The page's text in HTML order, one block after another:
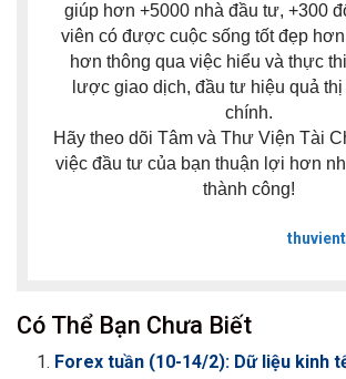
giúp hơn +5000 nhà đầu tư, +300
viên có được cuộc sống tốt đẹp
hơn thông qua việc hiểu và thực
lược giao dịch, đầu tư hiệu quả
chính.
Hãy theo dõi Tâm và Thư Viện Tài
việc đầu tư của bạn thuận lợi hơn
thành công!
Có Thể Bạn Chưa Biết
Forex tuần (10-14/2): Dữ liệu kinh